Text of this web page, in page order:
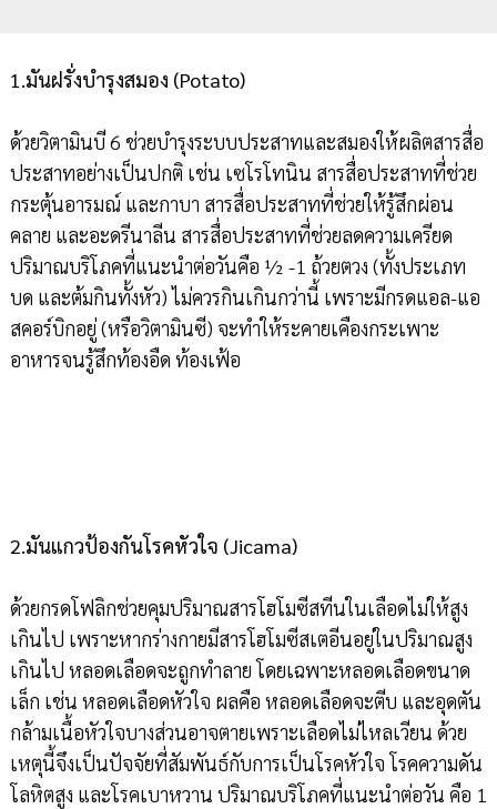
1.มันฝรั่งบำรุงสมอง (Potato)
ด้วยวิตามินบี 6 ช่วยบำรุงระบบประสาทและสมองให้ผลิตสารสื่อ
ประสาทอย่างเป็นปกติ เช่น เซโรโทนิน สารสื่อประสาทที่ช่วย
กระตุ้นอารมณ์ และกาบา สารสื่อประสาทที่ช่วยให้รู้สึกผ่อน
คลาย และอะดรีนาลีน สารสื่อประสาทที่ช่วยลดความเครียด
ปริมาณบริโภคที่แนะนำต่อวันคือ ½ -1 ถ้วยตวง (ทั้งประเภท
บด และต้มกินทั้งหัว) ไม่ควรกินเกินกว่านี้ เพราะมีกรดแอล-แอ
สคอร์บิกอยู่ (หรือวิตามินซี) จะทำให้ระคายเคืองกระเพาะ
อาหารจนรู้สึกท้องอืด ท้องเฟ้อ
2.มันแกวป้องกันโรคหัวใจ (Jicama)
ด้วยกรดโฟลิกช่วยคุมปริมาณสารโฮโมซีสทีนในเลือดไม่ให้สูง
เกินไป เพราะหากร่างกายมีสารโฮโมซีสเตอีนอยู่ในปริมาณสูง
เกินไป หลอดเลือดจะถูกทำลาย โดยเฉพาะหลอดเลือดขนาด
เล็ก เช่น หลอดเลือดหัวใจ ผลคือ หลอดเลือดจะตีบ และอุดตัน
กล้ามเนื้อหัวใจบางส่วนอาจตายเพราะเลือดไม่ไหลเวียน ด้วย
เหตุนี้จึงเป็นปัจจัยที่สัมพันธ์กับการเป็นโรคหัวใจ โรคความดัน
โลหิตสูง และโรคเบาหวาน ปริมาณบริโภคที่แนะนำต่อวัน คือ 1